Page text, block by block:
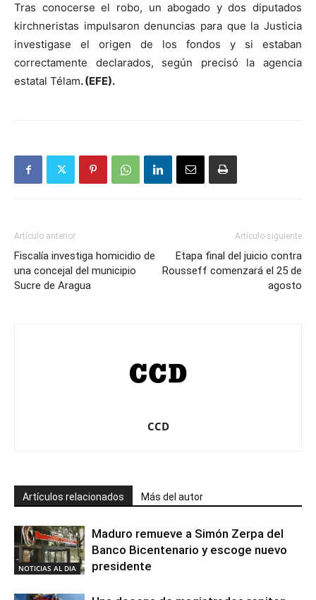
Tras conocerse el robo, un abogado y dos diputados
kirchneristas impulsaron denuncias para que la Justicia
investigase el origen de los fondos y si estaban
correctamente declarados, según precisó la agencia
estatal Télam. (EFE).
Artículo anterior
Fiscalía investiga homicidio de
una concejal del municipio
Sucre de Aragua
Artículo siguiente
Etapa final del juicio contra
Rousseff comenzará el 25 de
agosto
CCD
Artículos relacionados Más del autor
NOTICIAS AL DIA
Maduro remueve a Simón Zerpa del
Banco Bicentenario y escoge nuevo
presidente